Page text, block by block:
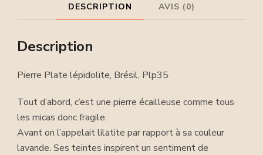
DESCRIPTION AVIS (0)
Description
Pierre Plate lépidolite, Brésil, Plp35
Tout d’abord, c’est une pierre écailleuse comme tous
les micas donc fragile.
Avant on l’appelait lilatite par rapport à sa couleur
lavande. Ses teintes inspirent un sentiment de